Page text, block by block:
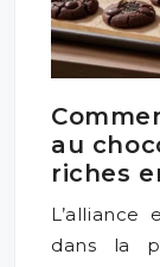
au
riches
dans la